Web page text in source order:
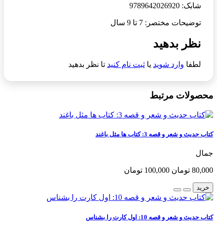
شابک: 9789642026920
توضیحات مختصر: 7 تا 9 سال
نظر بدهید
لطفا وارد شوید یا ثبت نام کنید تا نظر بدهید
محصولات مرتبط
کتاب حدیث و شعر و قصه 3: کتاب ها مثل باغند
جمال
80,000 تومان 100,000 تومان
خرید
کتاب حدیث و شعر و قصه 10: اول کارت را بشناس